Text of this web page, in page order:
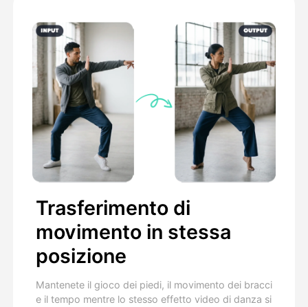
Trasferimento di
movimento in stessa
posizione
Mantenete il gioco dei piedi, il movimento dei bracci
e il tempo mentre lo stesso effetto video di danza si